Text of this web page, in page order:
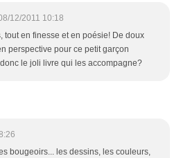
12/2011 10:18
tout en finesse et en poésie! De doux
perspective pour ce petit garçon
le joli livre qui les accompagne?
bougeoirs... les dessins, les couleurs,